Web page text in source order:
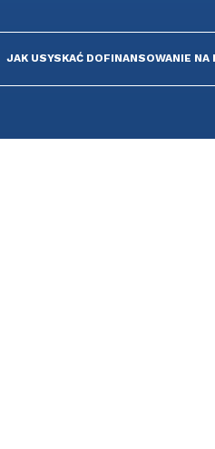
JAK USYSKAĆ DOFINANSOWANIE NA